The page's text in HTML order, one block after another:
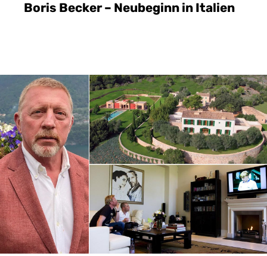
Boris Becker – Neubeginn in Italien